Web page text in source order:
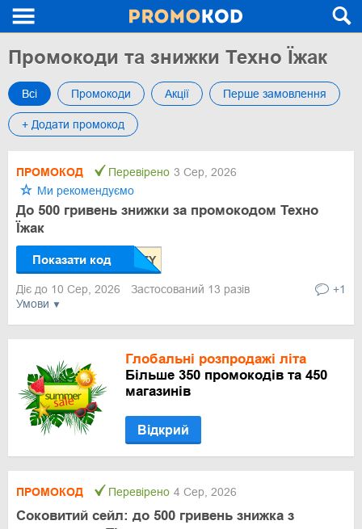
Промокоди та знижки Техно Їжак
Всі Промокоди Акції Перше замовлення
+ Додати промокод
Умови
ПРОМОКОД Перевірено 3 Сер, 2026
Ми рекомендуємо
До 500 гривень знижки за промокодом Техно
Їжак
Показати код
Діє до 10 Сер, 2026 Застосований 13 разів +1
Глобальні розпродажі літа
Більше 350 промокодів та 450
магазинів
Відкрий
ПРОМОКОД Перевірено 4 Сер, 2026
Соковитий сейл: до 500 гривень знижка з